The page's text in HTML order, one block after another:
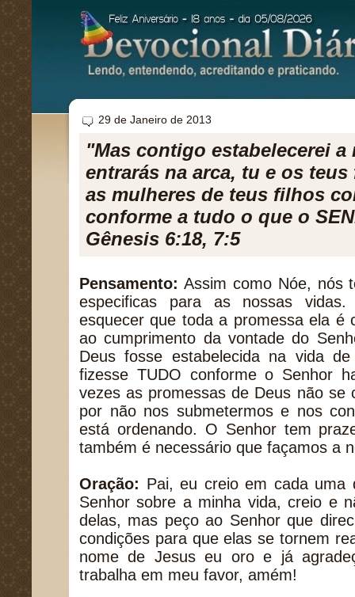
29 de Janeiro de 2013
"Mas contigo estabelecerei a
entrarás na arca, tu e os
as mulheres de teus filhos
conforme a tudo o que o
Gênesis 6:18, 7:5
Pensamento: Assim como Nóe, nós
especificas para as nossas
esquecer que toda a promessa ela é
ao cumprimento da vontade do
Deus fosse estabelecida na vida
fizesse TUDO conforme o Senhor
vezes as promessas de Deus não se
por não nos submetermos e nos
está ordenando. O Senhor tem
também é necessário que façamos a
Oração: Pai, eu creio em cada uma
Senhor sobre a minha vida, creio e
delas, mas peço ao Senhor que
condições para que elas se tornem
nome de Jesus eu oro e já
trabalha em meu favor, amém!